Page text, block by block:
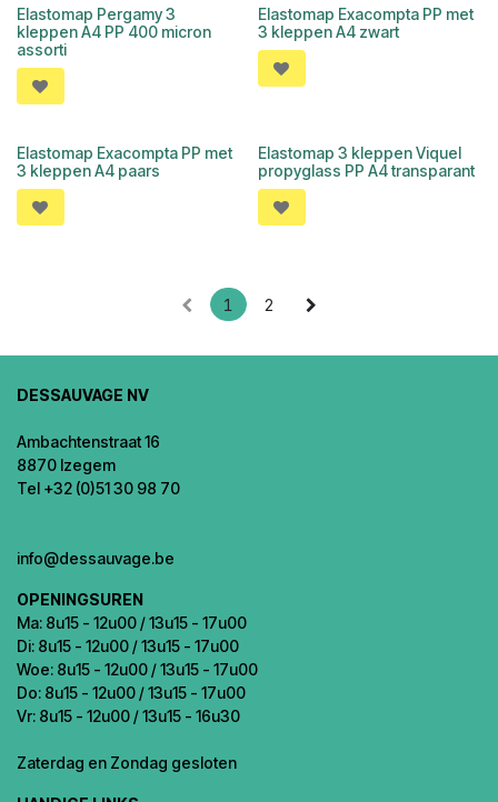
OUTLET
Elastomap Pergamy 3
kleppen A4 PP 400 micron
assorti
Elastomap Exacompta PP met
3 kleppen A4 zwart
Elastomap Exacompta PP met
3 kleppen A4 paars
Elastomap 3 kleppen Viquel
propyglass PP A4 transparant
1 2
DESSAUVAGE NV
Ambachtenstraat 16
8870 Izegem
Tel +32 (0)51 30 98 70
info@dessauvage.be
OPENINGSUREN
Ma: 8u15 - 12u00 / 13u15 - 17u00
Di: 8u15 - 12u00 / 13u15 - 17u00
Woe: 8u15 - 12u00 / 13u15 - 17u00
Do: 8u15 - 12u00 / 13u15 - 17u00
Vr: 8u15 - 12u00 / 13u15 - 16u30
Zaterdag en Zondag gesloten